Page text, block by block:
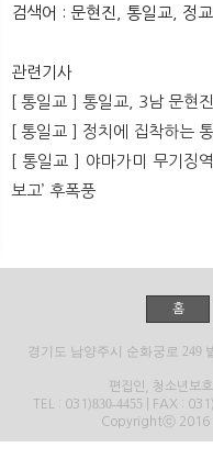
검색어 : 문현진, 통일교, 정
관련기사
[ 통일교 ] 통일교, 3남 문현
[ 통일교 ] 정치에 집착하는
[ 통일교 ] 야마가미 무기징
보고’ 후폭풍
홈
경기도 남양주시 순화궁로 249
편집인, 청소년보
TEL : 031)830-4455 | FAX : 031)
Copyrightⓒ 2016